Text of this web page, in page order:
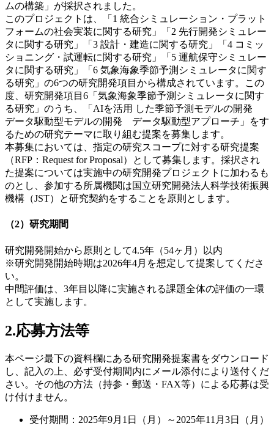
ムの構築」が採択されました。
このプロジェクトは、「1 統合シミュレーション・プラット
フォームの社会実装に関する研究」「2 先行開発シミュレー
タに関する研究」「3 設計・建造に関する研究」「4 コミッ
ショニング・試運転に関する研究」「5 運航保守シミュレー
タに関する研究」「6 気象海象季節予測シミュレータに関す
る研究」の6つの研究開発項目から構成されています。この
度、研究開発項目6「気象海象季節予測シミュレータに関す
る研究」のうち、「AIを活用 した季節予測モデルの開発
データ駆動型モデルの開発 データ駆動型アプローチ」をす
るための研究テーマに取り組む提案を募集します。
本募集においては、指定の研究スコープに対する研究提案
（RFP：Request for Proposal）として募集します。採択され
た提案については実施中の研究開発プロジェクトに加わるも
のとし、参加する所属機関は国立研究開発法人科学技術振興
機構（JST）と研究契約をすることを原則とします。
（2）研究期間
研究開発開始から原則として4.5年（54ヶ月）以内
※研究開発開始時期は2026年4月を想定して提案してくださ
い。
中間評価は、3年目以降に実施される課題全体の評価の一環
として実施します。
2.応募方法等
本ページ最下の資料欄にある研究開発提案書をダウンロード
し、記入の上、必ず受付期間内にメール添付により送付くだ
さい。その他の方法（持参・郵送・FAX等）による応募は受
け付けません。
受付期間：2025年9月1日（月）～2025年11月3日（月）